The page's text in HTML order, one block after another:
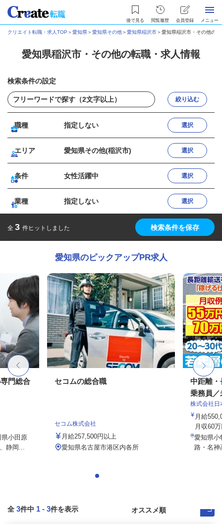
後で見る 閲覧履歴 会員登録 メニュー
クリエイト転職・求人TOP ＞愛知県＞愛知県その他＞愛知県稲沢市＞愛知県稲沢市・その他の
愛知県稲沢市・その他の転職・求人情報
検索条件の設定
絞り込む
職種 指定しない 選択
エリア 愛知県その他(稲沢市) 選択
条件 女性活躍中 選択
業種 指定しない 選択
全 3 件ヒットしました 検索条件を保存
愛知県のピックアップPR求人
門総合
小田原
静岡...
セコムの総合職
セコム株式会社
月給257,500円以上
愛知県名古屋市港区内各所
中距離・
乗務員／
株式会社日
月給
月収60
愛知県小
路・名
全 3件中 1 - 3件を表示